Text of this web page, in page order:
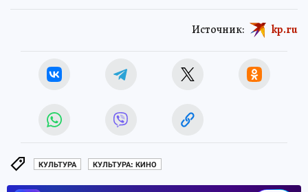
Источник: kp.ru
КУЛЬТУРА КУЛЬТУРА: КИНО